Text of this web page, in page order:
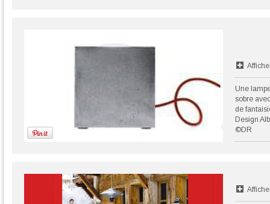
Une
sobre
de
Design
©DR